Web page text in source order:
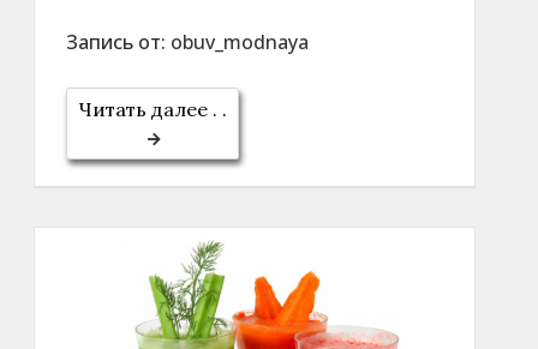
Запись от: obuv_modnaya
Читать далее . .